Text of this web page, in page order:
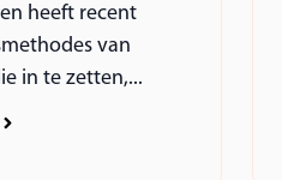
heeft recent
van
in te zetten,...